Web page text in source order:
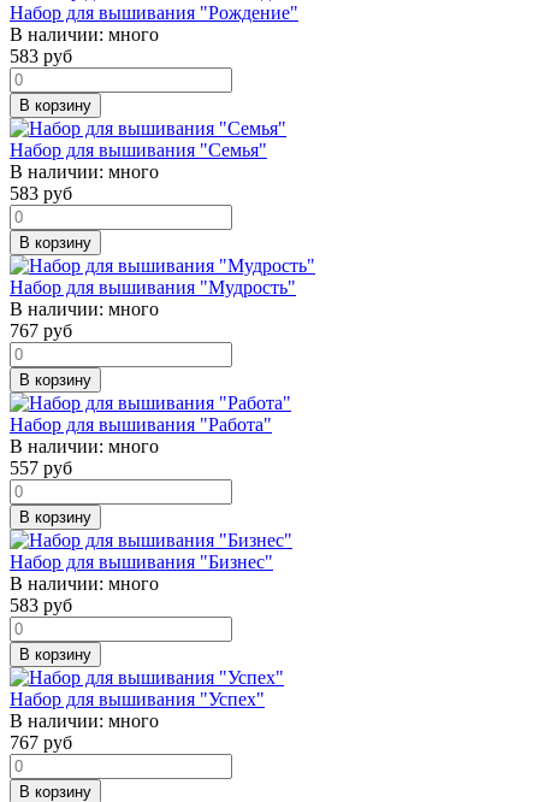
Набор для вышивания "Рождение"
В наличии: много
583 руб
В корзину
Набор для вышивания "Семья"
В наличии: много
583 руб
В корзину
Набор для вышивания "Мудрость"
В наличии: много
767 руб
В корзину
Набор для вышивания "Работа"
В наличии: много
557 руб
В корзину
Набор для вышивания "Бизнес"
В наличии: много
583 руб
В корзину
Набор для вышивания "Успех"
В наличии: много
767 руб
В корзину